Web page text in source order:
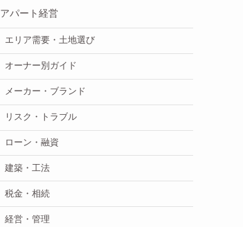
アパート経営
エリア需要・土地選び
オーナー別ガイド
メーカー・ブランド
リスク・トラブル
ローン・融資
建築・工法
税金・相続
経営・管理